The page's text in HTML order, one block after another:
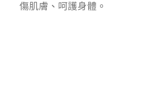
傷肌膚、呵護身體。